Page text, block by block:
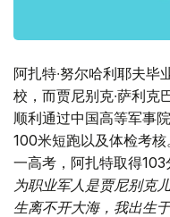
阿扎特∙努尔哈利耶夫
校，而贾尼别克∙萨利克
顺利通过中国高等军事
100米短跑以及体检考
一高考，阿扎特取得
为职业军人是贾尼别克
生离不开大海，我出生